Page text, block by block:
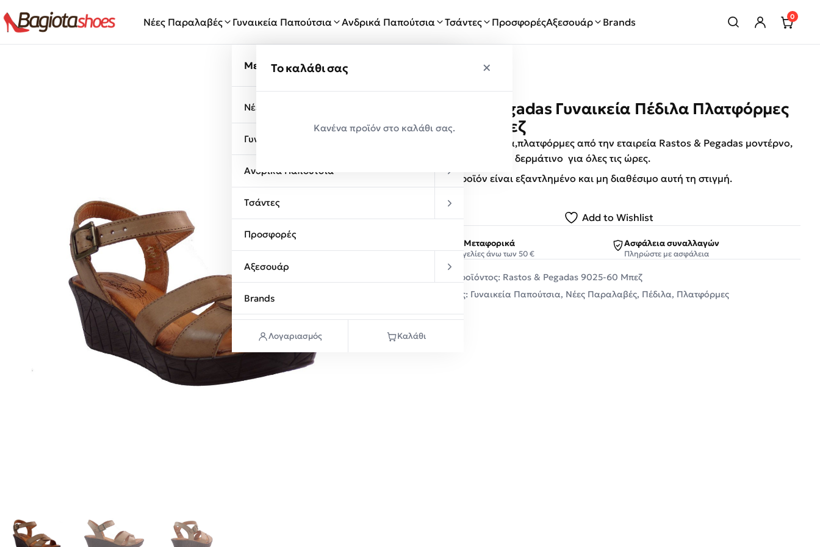
Νέες Παραλαβές
Γυναικεία Παπούτσια Ανδρικά Παπούτσια Τσάντες ΠροσφορέςΑξεσουάρ Brands 0
Μενού
Νέες Παραλαβές
Γυναικεία Παπούτσια
Ανδρικά Παπούτσια
Τσάντες
Προσφορές
Αξεσουάρ
Brands
Λογαριασμός Καλάθι
Το καλάθι σας ×
Κανένα προϊόν στο καλάθι σας.
Rastos & Pegadas Γυναικεία Πέδιλα Πλατφόρμες
9025-60 Μπεζ
Γυναικεία παπούτσια,πλατφόρμες από την εταιρεία Rastos & Pegadas μοντέρνο,
άνετο , πολύ ελαφρύ δερμάτινο για όλες τις ώρες.
Αυτό το προϊόν είναι εξαντλημένο και μη διαθέσιμο αυτή τη στιγμή.
Add to Wishlist
Δωρεάν Μεταφορικά
Σε παραγγελίες άνω των 50 €
Ασφάλεια συναλλαγών
Πληρώστε με ασφάλεια
Κωδικός προϊόντος: Rastos & Pegadas 9025-60 Μπεζ
Κατηγορίες: Γυναικεία Παπούτσια, Νέες Παραλαβές, Πέδιλα, Πλατφόρμες